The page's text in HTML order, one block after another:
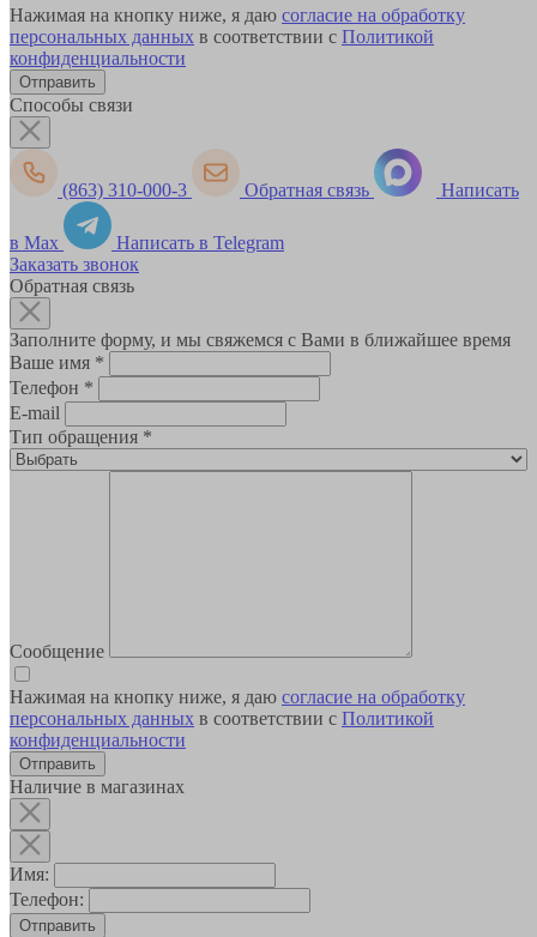
Нажимая на кнопку ниже, я даю согласие на обработку
персональных данных в соответствии с Политикой
конфиденциальности
Способы связи
(863) 310-000-3 Обратная связь Написать
в Max
Написать в Telegram
Заказать звонок
Обратная связь
Заполните форму, и мы свяжемся с Вами в ближайшее время
Ваше имя *
Телефон *
E-mail
Тип обращения *
Сообщение
Нажимая на кнопку ниже, я даю согласие на обработку
персональных данных в соответствии с Политикой
конфиденциальности
Наличие в магазинах
Имя:
Телефон:
Отправить